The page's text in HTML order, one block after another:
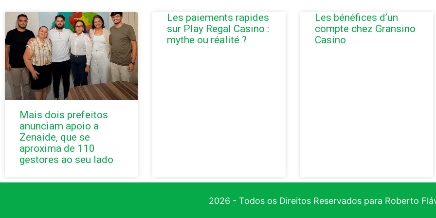
Mais dois prefeitos
anunciam apoio a
Zenaide, que se
aproxima de 110
gestores ao seu lado
Les paiements rapides
sur Play Regal Casino :
mythe ou réalité ?
Les bénéfices d’un
compte chez Gransino
Casino
2026 - Todos os Direitos Reservados para Roberto